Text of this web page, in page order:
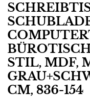
STIL, MDF,
CM, 836-154